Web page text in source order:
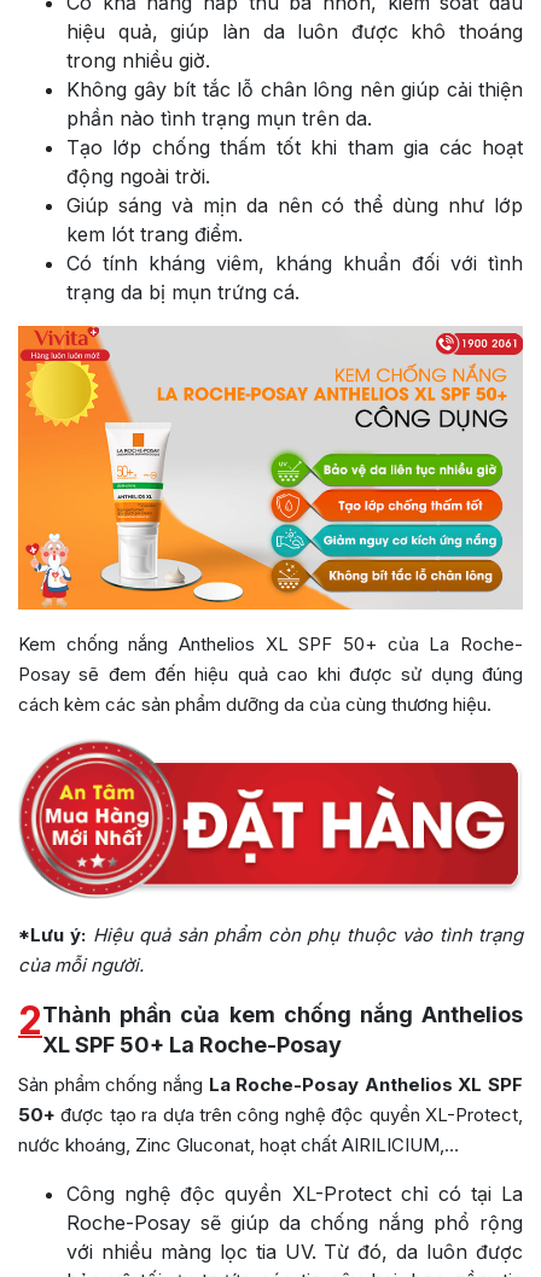
hiệu quả, giúp làn da luôn được khô thoáng
trong nhiều giờ.
Không gây bít tắc lỗ chân lông nên giúp cải thiện
phần nào tình trạng mụn trên da.
Tạo lớp chống thấm tốt khi tham gia các hoạt
động ngoài trời.
Giúp sáng và mịn da nên có thể dùng như lớp
kem lót trang điểm.
Có tính kháng viêm, kháng khuẩn đối với tình
trạng da bị mụn trứng cá.
Kem chống nắng Anthelios XL SPF 50+ của La Roche-
Posay sẽ đem đến hiệu quả cao khi được sử dụng đúng
cách kèm các sản phẩm dưỡng da của cùng thương hiệu.
*Lưu ý: Hiệu quả sản phẩm còn phụ thuộc vào tình trạng
của mỗi người.
2Thành phần của kem chống nắng Anthelios
XL SPF 50+ La Roche-Posay
Sản phẩmchống nắng La Roche-Posay Anthelios XL SPF
50+ được tạo ra dựa trên công nghệ độc quyền XL-Protect,
nước khoáng, Zinc Gluconat, hoạt chất AIRILICIUM,…
Công nghệ độc quyền XL-Protect chỉ có tại La
Roche-Posay sẽ giúp da chống nắng phổ rộng
với nhiều màng lọc tia UV. Từ đó, da luôn được